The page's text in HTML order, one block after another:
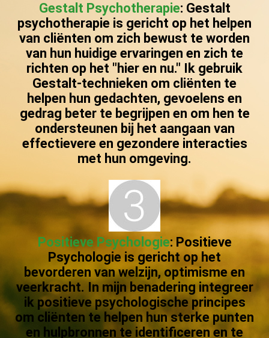
Gestalt Psychotherapie: Gestalt
psychotherapie is gericht op het helpen
van cliënten om zich bewust te worden
van hun huidige ervaringen en zich te
richten op het "hier en nu." Ik gebruik
Gestalt-technieken om cliënten te
helpen hun gedachten, gevoelens en
gedrag beter te begrijpen en om hen te
ondersteunen bij het aangaan van
effectievere en gezondere interacties
met hun omgeving.
Positieve Psychologie: Positieve
Psychologie is gericht op het
bevorderen van welzijn, optimisme en
veerkracht. In mijn benadering integreer
ik positieve psychologische principes
om cliënten te helpen hun sterke punten
en hulpbronnen te identificeren en te